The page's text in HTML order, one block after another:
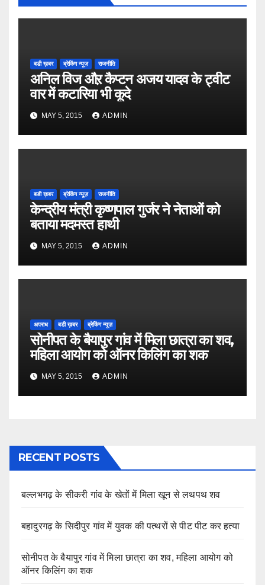
बडी ख़बर ब्रेकिंग न्यूज़ राजनीति
अनिल विज औऱ कैप्टन अजय यादव के ट्वीट
वार में कटारिया भी कूदे
MAY 5, 2015 ADMIN
बडी ख़बर ब्रेकिंग न्यूज़ राजनीति
केन्द्रीय मंत्री कृष्णपाल गुर्जर ने नेताओं को
बताया मदमस्त हाथी
MAY 5, 2015 ADMIN
अपराध बडी ख़बर ब्रेकिंग न्यूज़
सोनीपत के बैयापुर गांव में मिला छात्रा का शव,
महिला आयोग को ऑनर किलिंग का शक
MAY 5, 2015 ADMIN
RECENT POSTS
बल्लभगढ़ के सीकरी गांव के खेतों में मिला खून से लथपथ शव
बहादुरगढ़ के सिदीपुर गांव में युवक की पत्थरों से पीट पीट कर हत्या
सोनीपत के बैयापुर गांव में मिला छात्रा का शव, महिला आयोग को
ऑनर किलिंग का शक